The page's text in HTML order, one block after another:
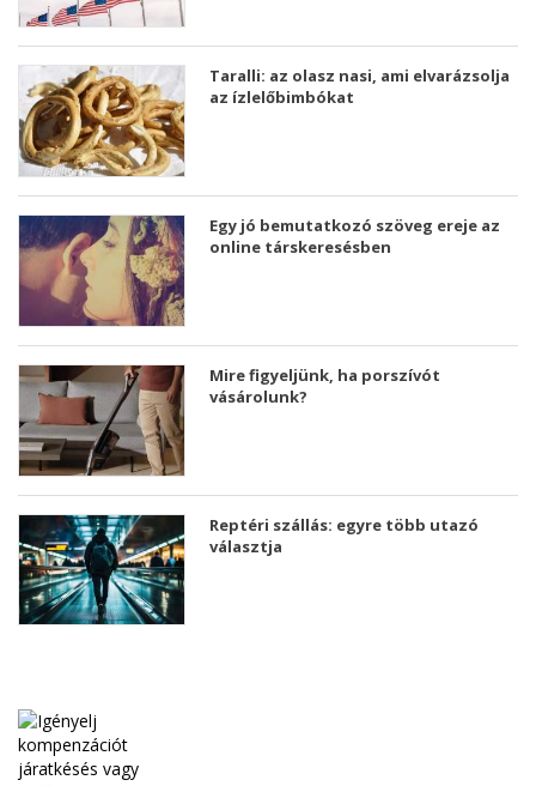
Taralli: az olasz nasi, ami elvarázsolja
az ízlelőbimbókat
Egy jó bemutatkozó szöveg ereje az
online társkeresésben
Mire figyeljünk, ha porszívót
vásárolunk?
Reptéri szállás: egyre több utazó
választja